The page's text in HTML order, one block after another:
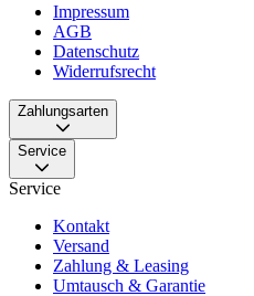
Impressum
AGB
Datenschutz
Widerrufsrecht
Zahlungsarten
Service
Service
Kontakt
Versand
Zahlung & Leasing
Umtausch & Garantie